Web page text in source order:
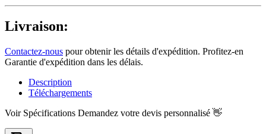
Livraison:
Contactez-nous pour obtenir les détails d'expédition. Profitez-en
Garantie d'expédition dans les délais.
Description
Téléchargements
Voir Spécifications Demandez votre devis personnalisé 👋